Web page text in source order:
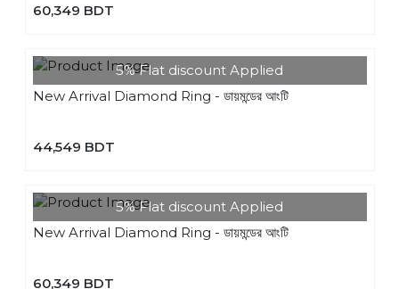
60,349 BDT
5% Flat discount Applied
New Arrival Diamond Ring - ডায়মন্ডের আংটি
44,549 BDT
5% Flat discount Applied
New Arrival Diamond Ring - ডায়মন্ডের আংটি
60,349 BDT